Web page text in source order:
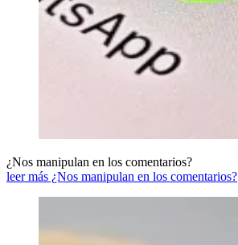
¿Nos manipulan en los comentarios?
leer más ¿Nos manipulan en los comentarios?